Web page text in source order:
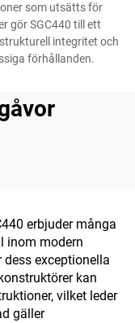
som utsätts för
gör SGC440 till ett
integritet och
förhållanden.
erbjuder många
inom modern
exceptionella
kan
vilket leder
gäller